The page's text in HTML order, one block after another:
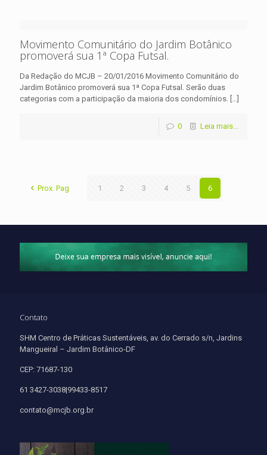
Movimento Comunitário do Jardim Botânico
promoverá sua 1ª Copa Futsal.
Da Redação do MCJB – 20/01/2016 Movimento Comunitário do
Jardim Botânico promoverá sua 1ª Copa Futsal. Serão duas
categorias com a participação da maioria dos condomínios. […]
0 Leia mais...
Prox. Pag 1 2 3 4 5 6
Contato
SHM Centro de Práticas Sustentáveis, av. do Cerrado s/n, Jardins
Mangueiral – Jardim Botânico-DF
CEP: 71687-130
61 3427-3038|99433-8517
contato@mcjb.org.br